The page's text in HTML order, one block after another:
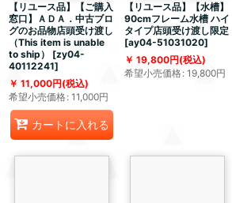
【リユース品】【ご購入
窓口】ＡＤＡ．中古ブロ
グのお品物店頭受け渡し
（This item is unable
to ship）
[zy04-
40112241]
11,000円(税込)
希望小売価格: 11,000円
カートに入れる
【リユース品】【水槽】
90cmフレーム水槽 ハイ
タイプ店頭受け渡し限定
[ay04-51031020]
19,800円(税込)
希望小売価格: 19,800円